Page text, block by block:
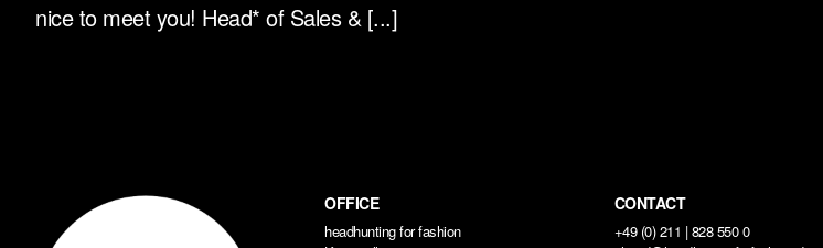
nice to meet you! Head* of Sales & [...]
OFFICE
headhunting for fashion
CONTACT
+49 (0) 211 | 828 550 0